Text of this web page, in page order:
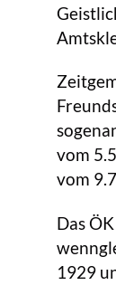
vom
vom
Das
1929